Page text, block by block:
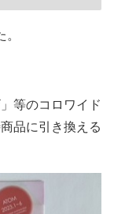
等のコロワイド
品に引き換える